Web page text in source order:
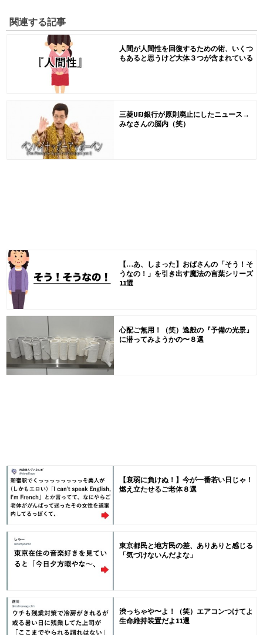
関連する記事
人間が人間性を回復するための術、いくつ
もあると思うけど大体３つが含まれている
三菱UFJ銀行が原則廃止にしたニュース→
みなさんの脳内（笑）
【…あ、しまった】おばさんの「そう！そ
うなの！」を引き出す魔法の言葉シリーズ
11選
心配ご無用！（笑）逸般の『予備の光景』
に潜ってみようかの〜８選
【衰弱に負けぬ！】今が一番若い日じゃ！
燃え立たせるご老体８選
東京都民と地方民の差、ありありと感じる
「気づけないんだよな」
渋っちゃや〜よ！（笑）エアコンつけてよ
生命維持装置だよ11選